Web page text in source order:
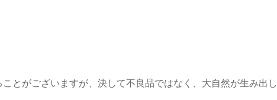
とがございますが、決して不良品ではなく、大自然が生み出し